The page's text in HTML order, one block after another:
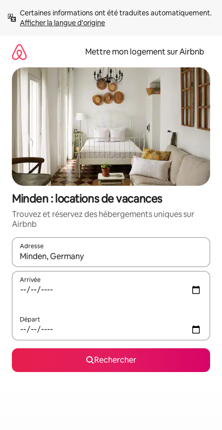
directement
Afficher la langue d'origine
Mettre mon logement sur Airbnb
Minden : locations de vacances
Trouvez et réservez des hébergements uniques sur
Airbnb
Adresse
Lorsque les résultats s'affichent, utilisez les flèches vers le
Arrivée
Départ
Rechercher